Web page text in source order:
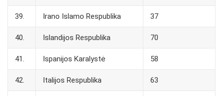
39. Irano Islamo Respublika 37
40. Islandijos Respublika 70
41. Ispanijos Karalystė 58
42. Italijos Respublika 63